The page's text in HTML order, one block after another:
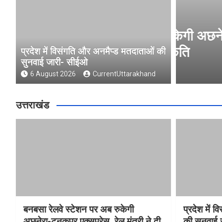
प्रदेश में विसंगति और अनमैप्ड मतदाताओं की
सुनवाई जारी- सीईओ
6 August 2026 CurrentUttarakhand
प्रदेश
सीईओ
उत्तराखंड
बनबसा रेलवे स्टेशन पर अब रुकेगी
प्रदेश में